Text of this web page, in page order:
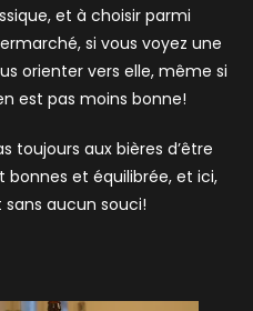
et à choisir parmi
si vous voyez une
orienter vers elle, même si
est pas moins bonne!
toujours aux bières d’être
et équilibrée, et ici,
sans aucun souci!